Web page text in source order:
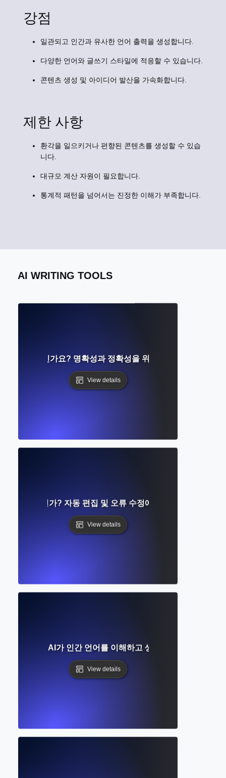
강점
일관되고 인간과 유사한 언어 출력을 생성합니다.
다양한 언어와 글쓰기 스타일에 적응할 수 있습니다.
콘텐츠 생성 및 아이디어 발산을 가속화합니다.
제한 사항
환각을 일으키거나 편향된 콘텐츠를 생성할 수 있습
니다.
대규모 계산 자원이 필요합니다.
통계적 패턴을 넘어서는 진정한 이해가 부족합니다.
AI WRITING TOOLS
이란 무엇인가요? 명확성과 정확성을 위한 AI 기반 글쓰기 지
View details
기란 무엇인가? 자동 편집 및 오류 수정에 대한 완벽한 가이드
View details
무엇인가? AI가 인간 언어를 이해하고 생성하는 방법에 대한
View details